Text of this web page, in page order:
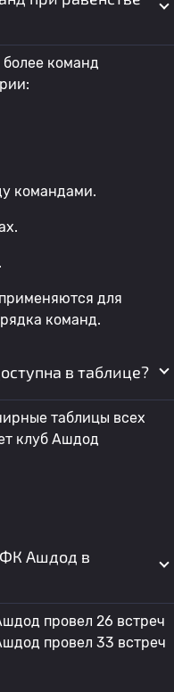
команд
командами.
для
команд.
в таблице?
таблицы всех
клуб Ашдод
ФК Ашдод в
провел 26 встреч
провел 33 встреч